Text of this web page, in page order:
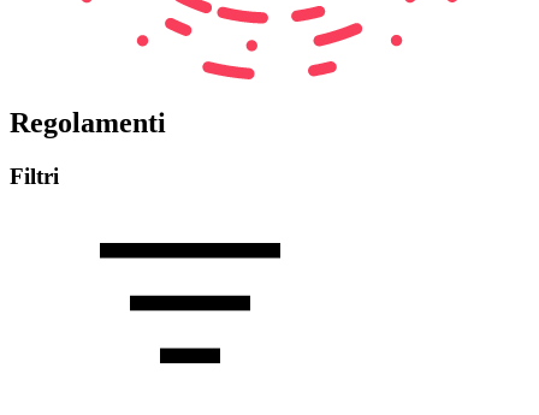
Regolamenti
Filtri